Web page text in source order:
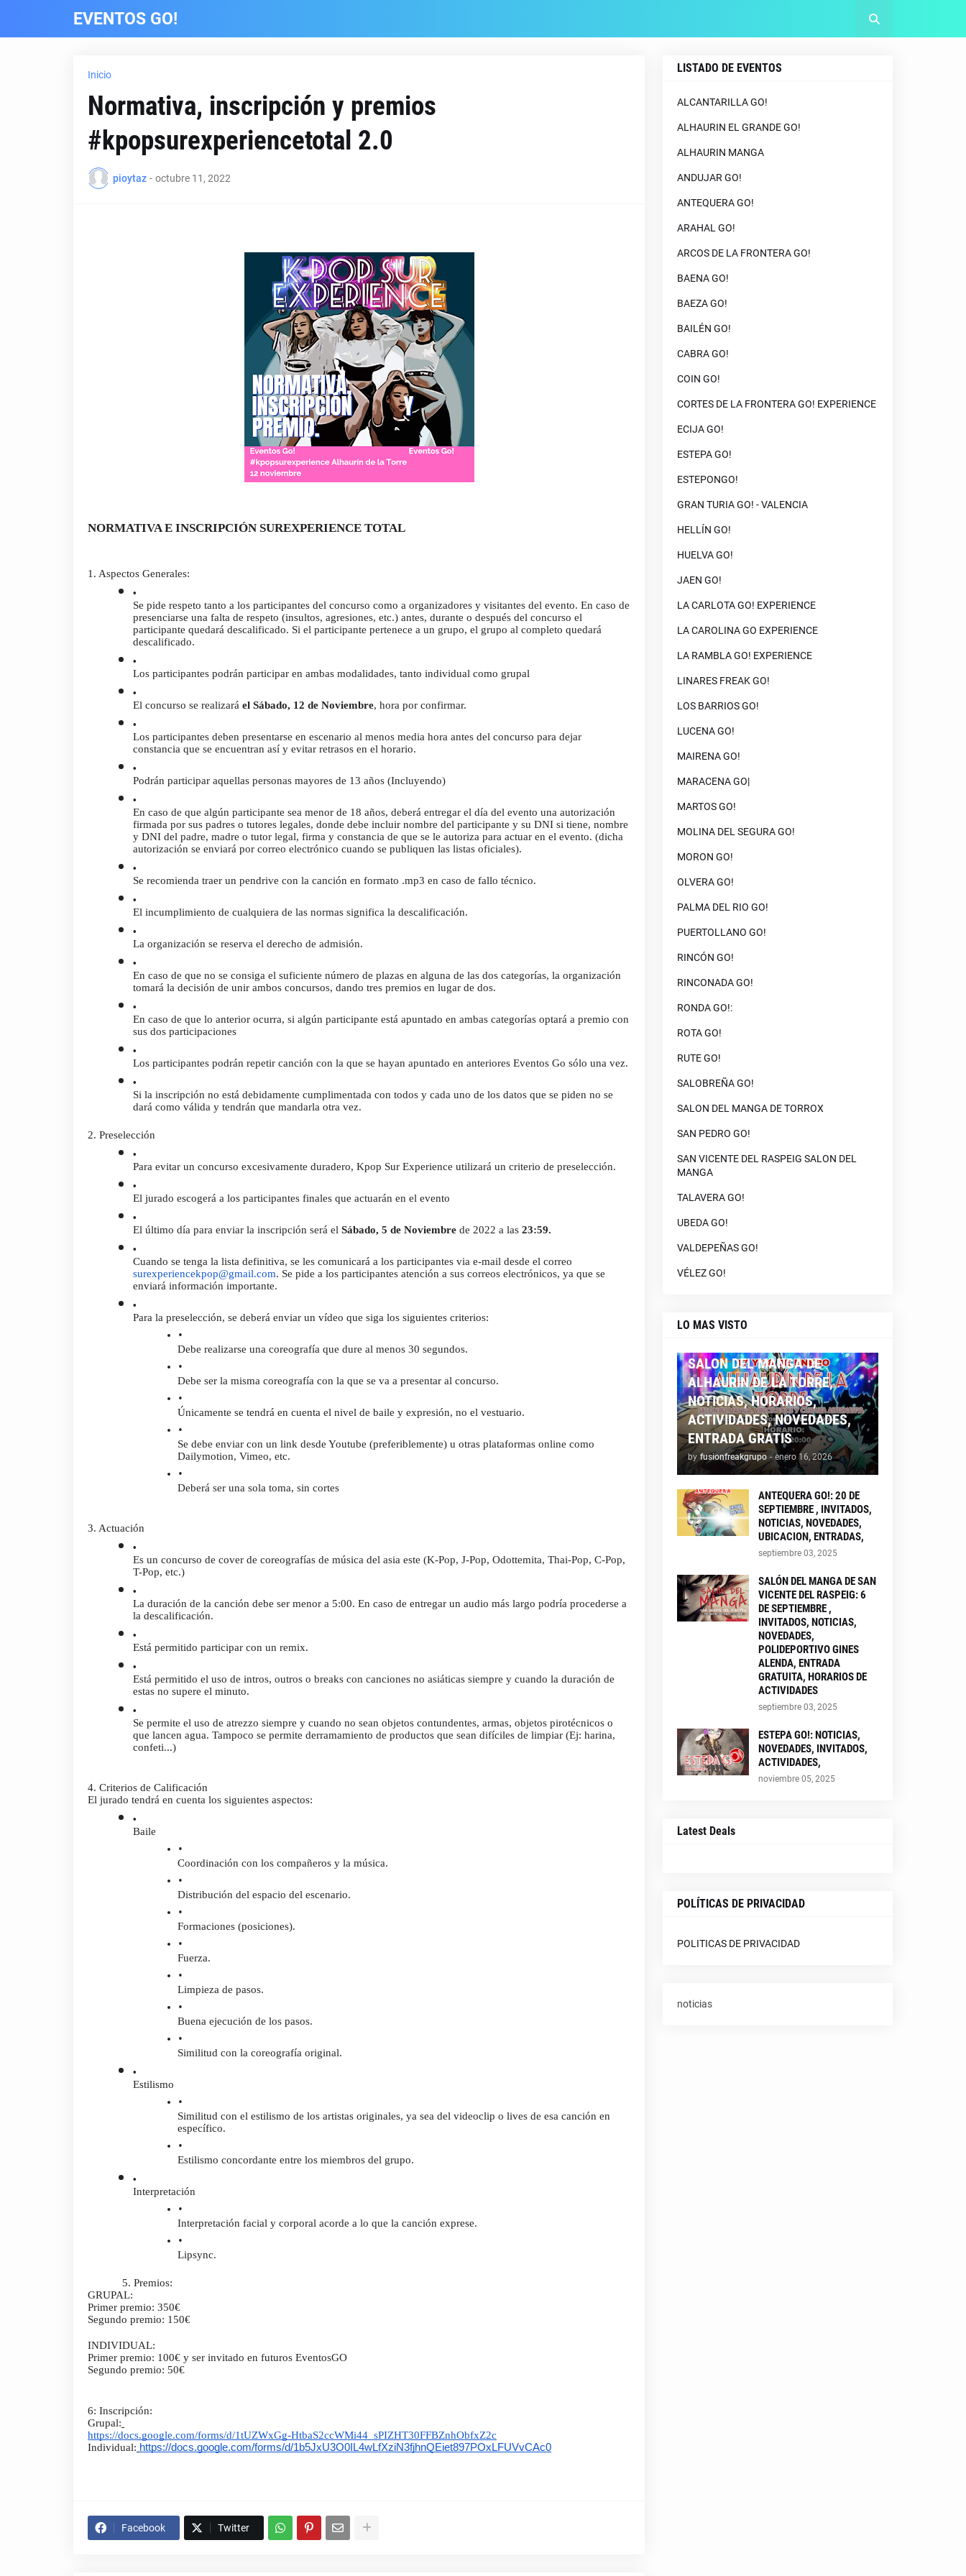
EVENTOS GO!
Inicio
Normativa, inscripción y premios
#kpopsurexperiencetotal 2.0
pioytaz - octubre 11, 2022
NORMATIVA E INSCRIPCIÓN SUREXPERIENCE TOTAL
1. Aspectos Generales:
Se pide respeto tanto a los participantes del concurso como a organizadores y visitantes del evento. En caso de
presenciarse una falta de respeto (insultos, agresiones, etc.) antes, durante o después del concurso el
participante quedará descalificado. Si el participante pertenece a un grupo, el grupo al completo quedará
descalificado.
Los participantes podrán participar en ambas modalidades, tanto individual como grupal
El concurso se realizará el Sábado, 12 de Noviembre, hora por confirmar.
Los participantes deben presentarse en escenario al menos media hora antes del concurso para dejar
constancia que se encuentran así y evitar retrasos en el horario.
Podrán participar aquellas personas mayores de 13 años (Incluyendo)
En caso de que algún participante sea menor de 18 años, deberá entregar el día del evento una autorización
firmada por sus padres o tutores legales, donde debe incluir nombre del participante y su DNI si tiene, nombre
y DNI del padre, madre o tutor legal, firma y constancia de que se le autoriza para actuar en el evento. (dicha
autorización se enviará por correo electrónico cuando se publiquen las listas oficiales).
Se recomienda traer un pendrive con la canción en formato .mp3 en caso de fallo técnico.
El incumplimiento de cualquiera de las normas significa la descalificación.
La organización se reserva el derecho de admisión.
En caso de que no se consiga el suficiente número de plazas en alguna de las dos categorías, la organización
tomará la decisión de unir ambos concursos, dando tres premios en lugar de dos.
En caso de que lo anterior ocurra, si algún participante está apuntado en ambas categorías optará a premio con
sus dos participaciones
Los participantes podrán repetir canción con la que se hayan apuntado en anteriores Eventos Go sólo una vez.
Si la inscripción no está debidamente cumplimentada con todos y cada uno de los datos que se piden no se
dará como válida y tendrán que mandarla otra vez.
2. Preselección
Para evitar un concurso excesivamente duradero, Kpop Sur Experience utilizará un criterio de preselección.
El jurado escogerá a los participantes finales que actuarán en el evento
El último día para enviar la inscripción será el Sábado, 5 de Noviembre de 2022 a las 23:59.
surexperiencekpop@gmail.com. Se pide a los participantes atención a sus correos electrónicos, ya que se
enviará información importante.
Para la preselección, se deberá enviar un vídeo que siga los siguientes criterios:
Debe realizarse una coreografía que dure al menos 30 segundos.
Debe ser la misma coreografía con la que se va a presentar al concurso.
Únicamente se tendrá en cuenta el nivel de baile y expresión, no el vestuario.
Se debe enviar con un link desde Youtube (preferiblemente) u otras plataformas online como
Dailymotion, Vimeo, etc.
Deberá ser una sola toma, sin cortes
3. Actuación
Es un concurso de cover de coreografías de música del asia este (K-Pop, J-Pop, Odottemita, Thai-Pop, C-Pop,
T-Pop, etc.)
La duración de la canción debe ser menor a 5:00. En caso de entregar un audio más largo podría procederse a
la descalificación.
Está permitido participar con un remix.
Está permitido el uso de intros, outros o breaks con canciones no asiáticas siempre y cuando la duración de
estas no supere el minuto.
Se permite el uso de atrezzo siempre y cuando no sean objetos contundentes, armas, objetos pirotécnicos o
que lancen agua. Tampoco se permite derramamiento de productos que sean difíciles de limpiar (Ej: harina,
confeti...)
4. Criterios de Calificación
El jurado tendrá en cuenta los siguientes aspectos:
Baile
Coordinación con los compañeros y la música.
Distribución del espacio del escenario.
Formaciones (posiciones).
Fuerza.
Limpieza de pasos.
Buena ejecución de los pasos.
Similitud con la coreografía original.
Estilismo
Similitud con el estilismo de los artistas originales, ya sea del videoclip o lives de esa canción en
específico.
Estilismo concordante entre los miembros del grupo.
Interpretación
Interpretación facial y corporal acorde a lo que la canción exprese.
Lipsync.
5. Premios:
GRUPAL:
Primer premio: 350€
Segundo premio: 150€
INDIVIDUAL:
Primer premio: 100€ y ser invitado en futuros EventosGO
Segundo premio: 50€
6: Inscripción:
Grupal:
https://docs.google.com/forms/d/1tUZWxGg-HtbaS2ccWMi44_sPIZHT30FFBZnhObfxZ2c
Individual: https://docs.google.com/forms/d/1b5JxU3O0IL4wLfXziN3fjhnQEiet897POxLFUVvCAc0
Facebook Twitter
LISTADO DE EVENTOS
ALCANTARILLA GO!
ALHAURIN EL GRANDE GO!
ALHAURIN MANGA
ANDUJAR GO!
ANTEQUERA GO!
ARAHAL GO!
ARCOS DE LA FRONTERA GO!
BAENA GO!
BAEZA GO!
BAILÉN GO!
CABRA GO!
COIN GO!
CORTES DE LA FRONTERA GO! EXPERIENCE
ECIJA GO!
ESTEPA GO!
ESTEPONGO!
GRAN TURIA GO! - VALENCIA
HELLÍN GO!
HUELVA GO!
JAEN GO!
LA CARLOTA GO! EXPERIENCE
LA CAROLINA GO EXPERIENCE
LA RAMBLA GO! EXPERIENCE
LINARES FREAK GO!
LOS BARRIOS GO!
LUCENA GO!
MAIRENA GO!
MARACENA GO|
MARTOS GO!
MOLINA DEL SEGURA GO!
MORON GO!
OLVERA GO!
PALMA DEL RIO GO!
PUERTOLLANO GO!
RINCÓN GO!
RINCONADA GO!
RONDA GO!:
ROTA GO!
RUTE GO!
SALOBREÑA GO!
SALON DEL MANGA DE TORROX
SAN PEDRO GO!
SAN VICENTE DEL RASPEIG SALON DEL
MANGA
TALAVERA GO!
UBEDA GO!
VALDEPEÑAS GO!
VÉLEZ GO!
LO MAS VISTO
SALON DEL MANGA DE
ALHAURIN DE LA TORRE,
NOTICIAS, HORARIOS,
ACTIVIDADES, NOVEDADES,
ENTRADA GRATIS
by fusionfreakgrupo - enero 16, 2026
ANTEQUERA GO!: 20 DE
SEPTIEMBRE , INVITADOS,
NOTICIAS, NOVEDADES,
UBICACION, ENTRADAS,
septiembre 03, 2025
SALÓN DEL MANGA DE SAN
VICENTE DEL RASPEIG: 6
DE SEPTIEMBRE ,
INVITADOS, NOTICIAS,
NOVEDADES,
POLIDEPORTIVO GINES
ALENDA, ENTRADA
GRATUITA, HORARIOS DE
ACTIVIDADES
septiembre 03, 2025
ESTEPA GO!: NOTICIAS,
NOVEDADES, INVITADOS,
ACTIVIDADES,
noviembre 05, 2025
Latest Deals
POLÍTICAS DE PRIVACIDAD
POLITICAS DE PRIVACIDAD
noticias